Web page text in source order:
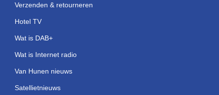
Verzenden & retourneren
Hotel TV
Wat is DAB+
Wat is Internet radio
Van Hunen nieuws
Satellietnieuws